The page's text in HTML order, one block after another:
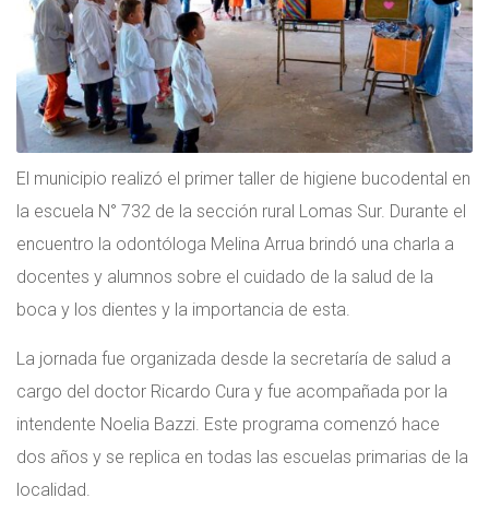
El municipio realizó el primer taller de higiene bucodental en
la escuela N° 732 de la sección rural Lomas Sur. Durante el
encuentro la odontóloga Melina Arrua brindó una charla a
docentes y alumnos sobre el cuidado de la salud de la
boca y los dientes y la importancia de esta.
La jornada fue organizada desde la secretaría de salud a
cargo del doctor Ricardo Cura y fue acompañada por la
intendente Noelia Bazzi. Este programa comenzó hace
dos años y se replica en todas las escuelas primarias de la
localidad.